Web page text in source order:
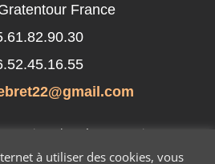
France
moi sur les réseaux sociaux
à utiliser des cookies, vous